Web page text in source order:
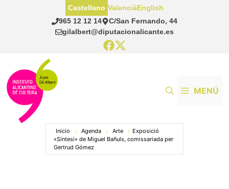
965 12 12 14
C/San Fernando, 44
gilalbert@diputacionalicante.es
Castellano ValenciàEnglish
MENÚ
Inicio Agenda Arte
Exposició
«Síntesi» de Miguel Bañuls, comissariada per
Gertrud Gómez